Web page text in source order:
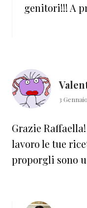
genitori!!! A
3
Grazie
lavoro le tue
proporgli sono